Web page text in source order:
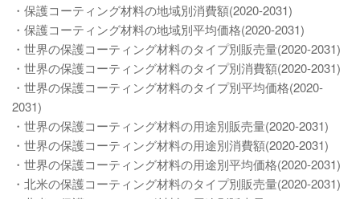
・保護コーティング材料の地域別消費額(2020-2031)
・保護コーティング材料の地域別平均価格(2020-2031)
・世界の保護コーティング材料のタイプ別販売量(2020-2031)
・世界の保護コーティング材料のタイプ別消費額(2020-2031)
・世界の保護コーティング材料のタイプ別平均価格(2020-
2031)
・世界の保護コーティング材料の用途別販売量(2020-2031)
・世界の保護コーティング材料の用途別消費額(2020-2031)
・世界の保護コーティング材料の用途別平均価格(2020-2031)
・北米の保護コーティング材料のタイプ別販売量(2020-2031)